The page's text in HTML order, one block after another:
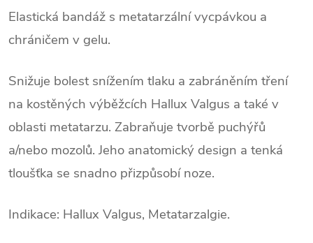
Elastická bandáž s metatarzální vycpávkou a
chráničem v gelu.
Snižuje bolest snížením tlaku a zabráněním tření
na kostěných výběžcích Hallux Valgus a také v
oblasti metatarzu. Zabraňuje tvorbě puchýřů
a/nebo mozolů. Jeho anatomický design a tenká
tloušťka se snadno přizpůsobí noze.
Indikace: Hallux Valgus, Metatarzalgie.